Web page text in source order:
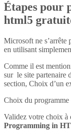
Étapes pour
html5
Microsoft ne s’arrête
en utilisant
Comme il est
sur le site partenaire
section, Choix d’un
Choix du programme
Validez votre choix à
Programming in